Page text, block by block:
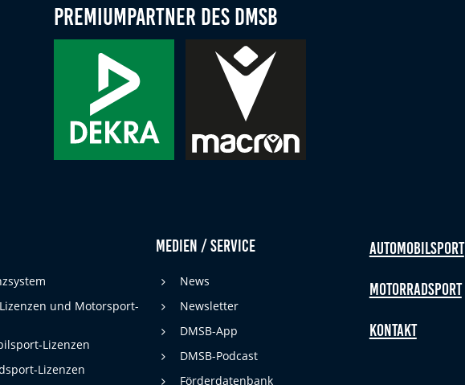
Premiumpartner des DMSB
und Motorsport-
Lizenzen
Lizenzen
Medien / Service
News
Newsletter
DMSB-App
DMSB-Podcast
Förderdatenbank
Automobilsport
Motorradsport
Kontakt